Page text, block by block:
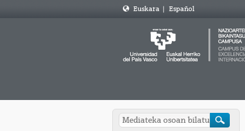
Euskara | Español